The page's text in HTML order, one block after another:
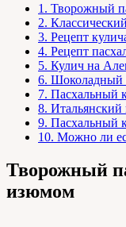
1. Творожный
2.
3. Рецепт
4. Рецепт
5. Кулич на
6. Шоколадный
7. Пасхальный
8. Итальянский
9. Пасхальный
10. Можно ли
Творожный
изюмом